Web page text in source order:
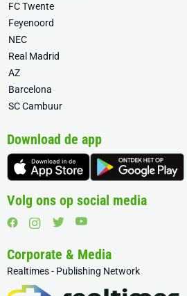
FC Twente
Feyenoord
NEC
Real Madrid
AZ
Barcelona
SC Cambuur
Download de app
Volg ons op social media
Corporate & Media
Realtimes - Publishing Network